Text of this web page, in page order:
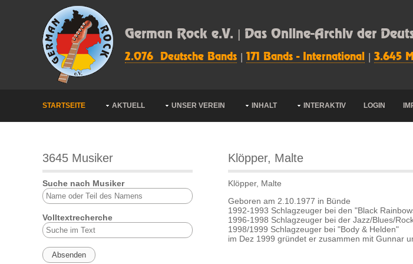
German Rock e.V. | Das Online-Archiv der
2.076 Deutsche Bands 171 Bands - International 3.645
STARTSEITE AKTUELL UNSER VEREIN INHALT INTERAKTIV LOGIN
3645 Musiker
Suche nach Musiker
Volltextrecherche
Klöpper, Malte
Klöpper, Malte
Geboren am 2.10.1977 in Bünde
1992-1993 Schlagzeuger bei den "Black
1996-1998 Schlagzeuger bei der Jazz/Blues/
1998/1999 Schlagzeuger bei "Body & Helden"
im Dez 1999 gründet er zusammen mit Gunnar